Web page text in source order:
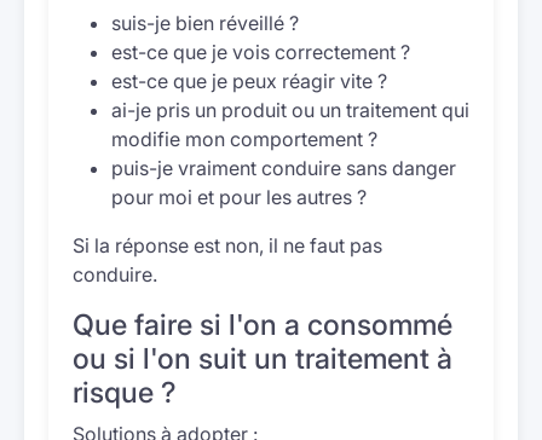
suis-je bien réveillé ?
est-ce que je vois correctement ?
est-ce que je peux réagir vite ?
ai-je pris un produit ou un traitement qui
modifie mon comportement ?
puis-je vraiment conduire sans danger
pour moi et pour les autres ?
Si la réponse est non, il ne faut pas
conduire.
Que faire si l'on a consommé
ou si l'on suit un traitement à
risque ?
Solutions à adopter :